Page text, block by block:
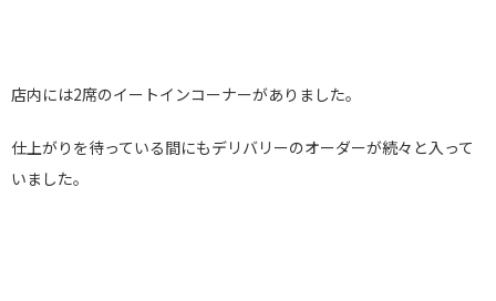
店内には2席のイートインコーナーがありました。
仕上がりを待っている間にもデリバリーのオーダーが続々と入って
いました。